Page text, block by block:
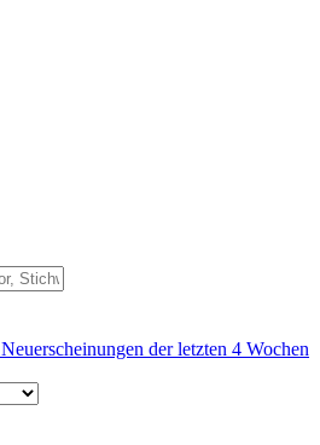
Neuerscheinungen der letzten 4 Wochen